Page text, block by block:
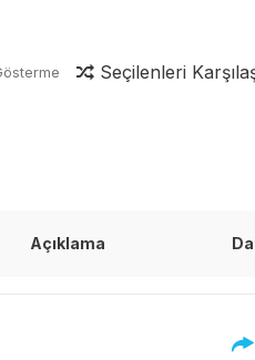
Seçilenleri
Açıklama